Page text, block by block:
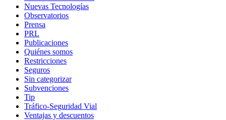
Nuevas Tecnologías
Observatorios
Prensa
PRL
Publicaciones
Quiénes somos
Restricciones
Seguros
Sin categorizar
Subvenciones
Tip
Tráfico-Seguridad Vial
Ventajas y descuentos